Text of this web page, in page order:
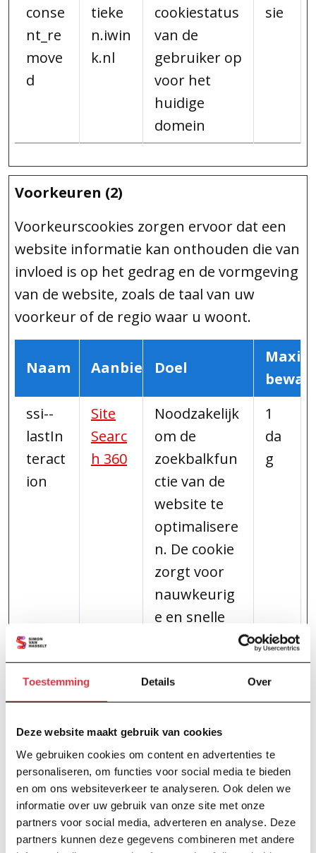
Toestemming Details Over
Deze website maakt gebruik van cookies
We gebruiken cookies om content en advertenties te
personaliseren, om functies voor social media te bieden
en om ons websiteverkeer te analyseren. Ook delen we
informatie over uw gebruik van onze site met onze
partners voor social media, adverteren en analyse. Deze
partners kunnen deze gegevens combineren met andere
conse
nt_re
move
d
tieke
n.iwin
k.nl
cookiestatus
van de
gebruiker op
voor het
huidige
domein
sie
Voorkeuren (2)
Voorkeurscookies zorgen ervoor dat een
website informatie kan onthouden die van
invloed is op het gedrag en de vormgeving
van de website, zoals de taal van uw
voorkeur of de regio waar u woont.
Naam AanbiederDoel
ssi--
lastIn
teract
ion
Site
Searc
h 360
Noodzakelijk
om de
zoekbalkfun
ctie van de
website te
optimalisere
n. De cookie
zorgt voor
nauwkeurig
e en snelle
en.
1
da
g
ssi--
nId
Site
h 360
Bewaart
over acties
die door de
gebruiker
zijn
uitgevoerd
1